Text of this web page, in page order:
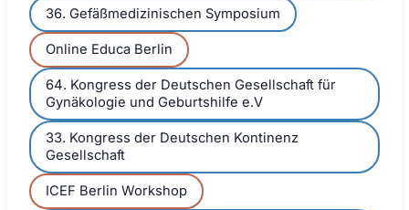
36. Gefäßmedizinischen Symposium
Online Educa Berlin
64. Kongress der Deutschen Gesellschaft für
Gynäkologie und Geburtshilfe e.V
33. Kongress der Deutschen Kontinenz
Gesellschaft
ICEF Berlin Workshop